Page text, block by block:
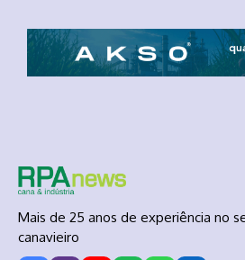
Mais de 25 anos de experiência no
canavieiro